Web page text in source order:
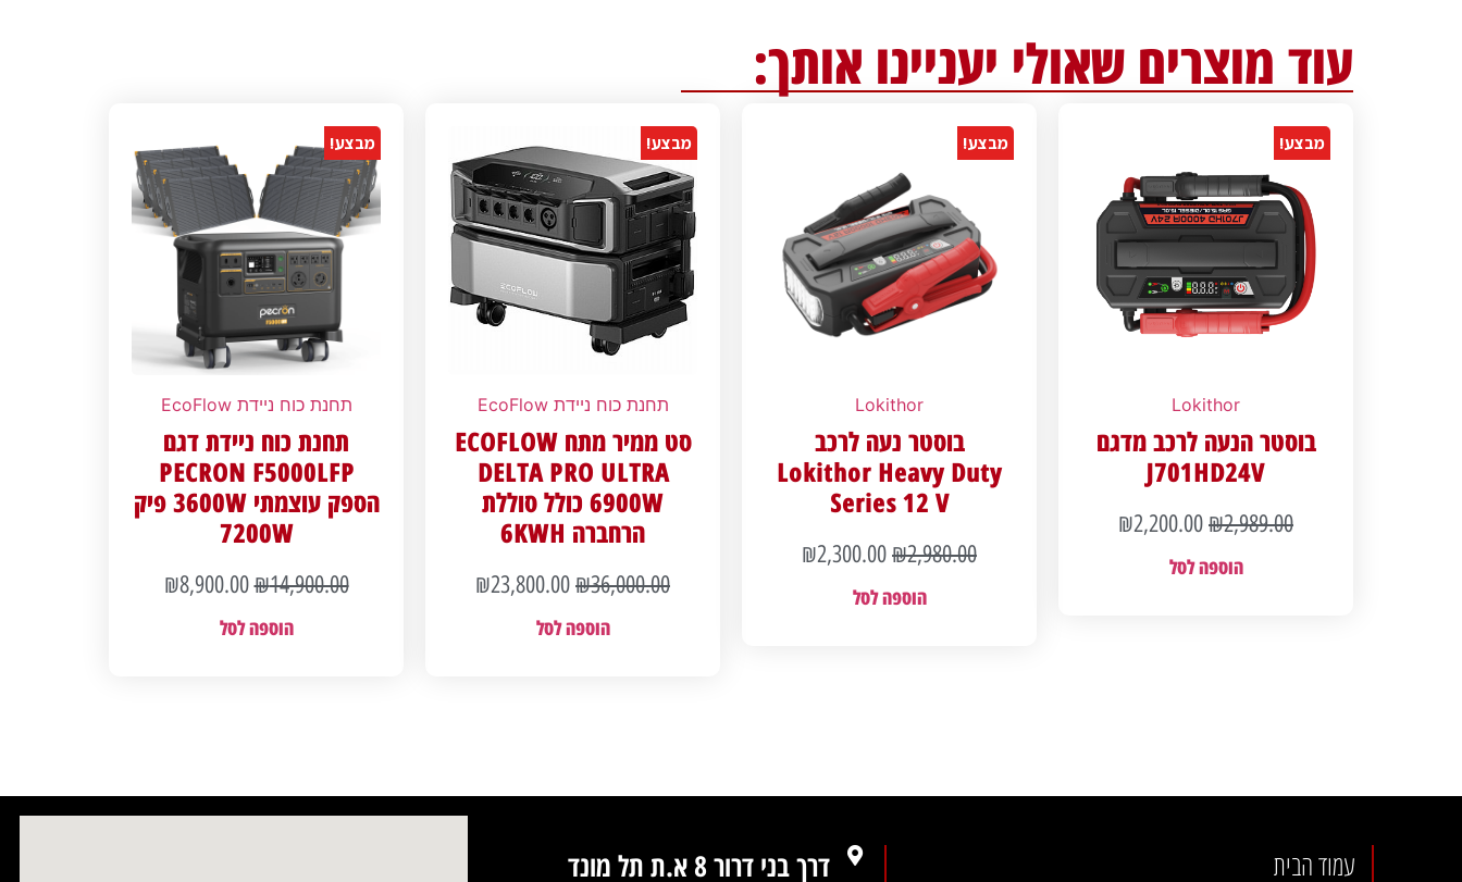
עוד מוצרים שאולי יעניינו אותך:
מבצע!
Lokithor
בוסטר הנעה לרכב מדגם
J701HD24V
₪2,989.00
₪2,200.00
הוספה לסל
מבצע!
Lokithor
בוסטר נעה לרכב
Lokithor Heavy Duty
Series 12 V
₪2,980.00
₪2,300.00
הוספה לסל
מבצע!
תחנת כוח ניידת EcoFlow
סט ממיר מתח ECOFLOW
DELTA PRO ULTRA
6900W כולל סוללת
הרחברה 6KWH
₪36,000.00
₪23,800.00
הוספה לסל
מבצע!
תחנת כוח ניידת EcoFlow
תחנת כוח ניידת דגם
PECRON F5000LFP
הספק עוצמתי 3600W פיק
7200W
₪14,900.00
₪8,900.00
הוספה לסל
עמוד הבית
דרך בני דרור 8 א.ת תל מונד